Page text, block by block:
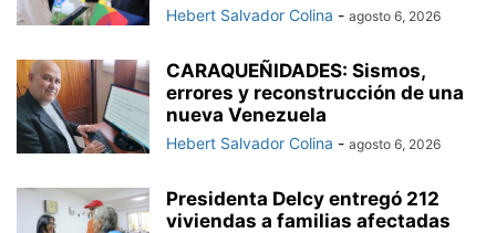
Hebert Salvador Colina - agosto 6, 2026
CARAQUEÑIDADES: Sismos,
errores y reconstrucción de una
nueva Venezuela
Hebert Salvador Colina - agosto 6, 2026
Presidenta Delcy entregó 212
viviendas a familias afectadas